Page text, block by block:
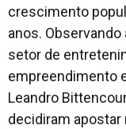
crescimento
anos.
setor de
empreendimento
Leandro
decidiram apostar